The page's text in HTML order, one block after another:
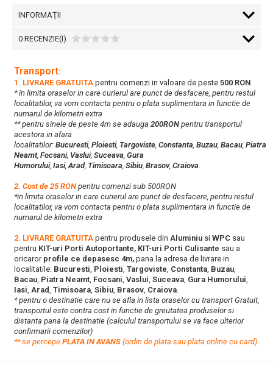
INFORMAŢII
0 RECENZIE(I)
Transport:
1. LIVRARE GRATUITA pentru comenzi in valoare de peste 500 RON
* in limita oraselor in care curierul are punct de desfacere, pentru restul
localitatilor, va vom contacta pentru o plata suplimentara in functie de
numarul de kilometri extra
** pentru sinele de peste 4m se adauga 200RON pentru transportul
acestora in afara
localitatilor: Bucuresti, Ploiesti, Targoviste, Constanta, Buzau, Bacau, Piatra
Neamt, Focsani, Vaslui, Suceava, Gura
Humorului, Iasi,Arad, Timisoara, Sibiu, Brasov, Craiova.
2. Cost de 25 RON pentru comenzi sub 500RON
*in limita oraselor in care curierul are punct de desfacere, pentru restul
localitatilor, va vom contacta pentru o plata suplimentara in functie de
numarul de kilometri extra
2. LIVRARE GRATUITA pentru produsele din Aluminiu si WPC sau
pentru KIT-uri Porti Autoportante, KIT-uri Porti Culisante sau a
oricarorprofile ce depasesc 4m, pana la adresa de livrare in
localitatile: Bucuresti, Ploiesti, Targoviste, Constanta, Buzau,
Bacau, Piatra Neamt, Focsani, Vaslui, Suceava, Gura Humorului,
Iasi, Arad, Timisoara, Sibiu, Brasov, Craiova.
* pentru o destinatie care nu se afla in lista oraselor cu transport Gratuit,
transportul este contra cost in functie de greutatea produselor si
distanta pana la destinatie (calculul transportului se va face ulterior
confirmarii comenzilor)
**se percepe PLATA IN AVANS (ordin de plata sau plata online cu card)